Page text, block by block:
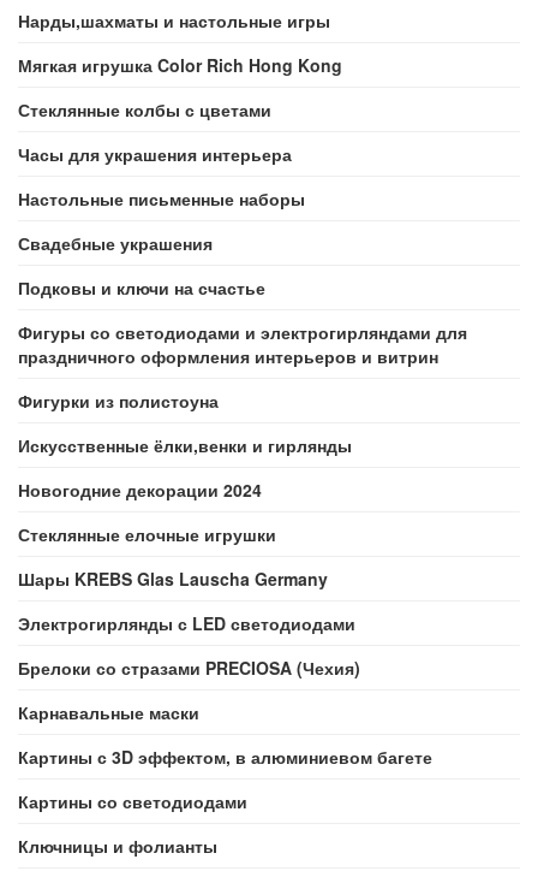
Нарды,шахматы и настольные игры
Мягкая игрушка Color Rich Hong Kong
Стеклянные колбы с цветами
Часы для украшения интерьера
Настольные письменные наборы
Свадебные украшения
Подковы и ключи на счастье
Фигуры со светодиодами и электрогирляндами для
праздничного оформления интерьеров и витрин
Фигурки из полистоуна
Искусственные ёлки,венки и гирлянды
Новогодние декорации 2024
Стеклянные елочные игрушки
Шары KREBS Glas Lauscha Germany
Электрогирлянды с LED светодиодами
Брелоки со стразами PRECIOSA (Чехия)
Карнавальные маски
Картины с 3D эффектом, в алюминиевом багете
Картины со светодиодами
Ключницы и фолианты